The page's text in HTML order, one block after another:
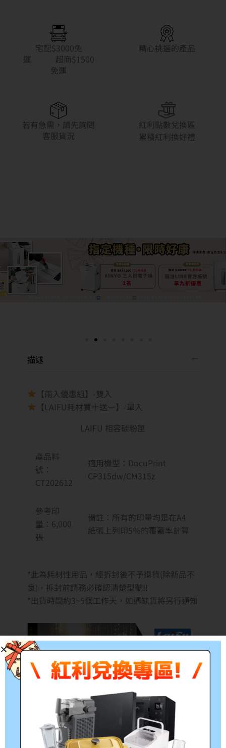
宅配$3000免
運 超商$1500
免運
精心挑選的產品
若有急需，請先詢問
客服貨況
紅利點數兌換區
累積紅利換好禮
描述
【兩入優惠組】-雙入
【LAIFU耗材買十送一】-單入
LAIFU 相容碳粉匣
產品料
號：
CT202612
適用機型：DocuPrint
CP315dw/CM315z
參考印
量：6,000
張
備註：所有的印量均是在A4
紙張上列印5％的覆蓋率計算
*此為耗材性用品，經拆封後不予退貨(除新品不
良)，拆封前請務必確認清楚型號!!
*出貨時間約3~5個工作天，如遇缺貨將另行通知